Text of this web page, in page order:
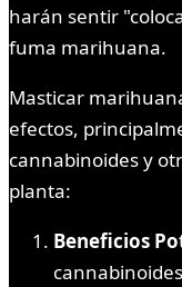
harán sentir
fuma marihuana.
Masticar
efectos,
cannabinoides y
planta:
Beneficios